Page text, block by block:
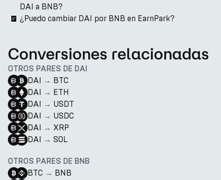
DAI a BNB?
¿Puedo cambiar DAI por BNB en EarnPark?
Conversiones relacionadas
OTROS PARES DE DAI
DAI → BTC
DAI → ETH
DAI → USDT
DAI → USDC
DAI → XRP
DAI → SOL
OTROS PARES DE BNB
BTC → BNB